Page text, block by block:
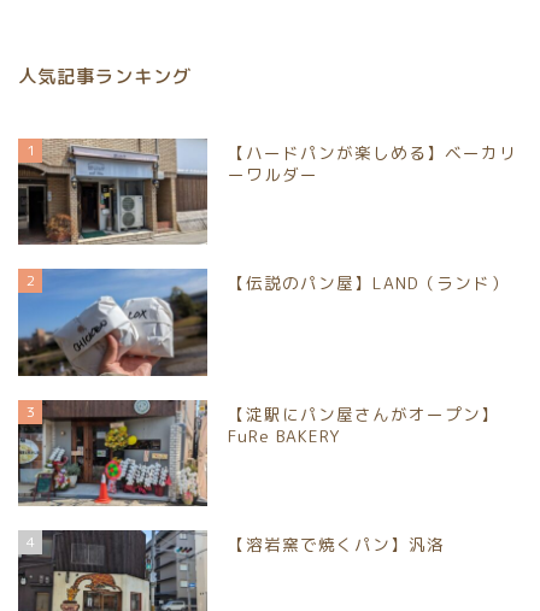
人気記事ランキング
1
【ハードパンが楽しめる】ベーカリ
ーワルダー
2 【伝説のパン屋】LAND（ランド）
3
【淀駅にパン屋さんがオープン】
FuRe BAKERY
4 【溶岩窯で焼くパン】汎洛
お取り寄せパン
京都市北区
京都市中京区